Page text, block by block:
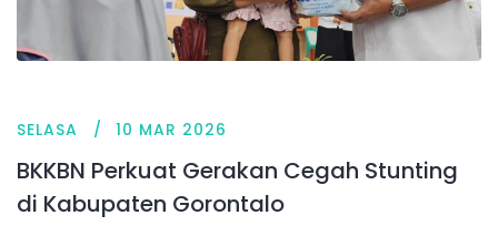
SELASA 10 MAR 2026
BKKBN Perkuat Gerakan Cegah Stunting
di Kabupaten Gorontalo